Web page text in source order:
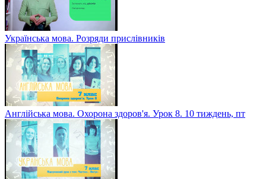
Українська мова. Розряди прислівників
Англійська мова. Охорона здоров'я. Урок 8. 10 тиждень, пт